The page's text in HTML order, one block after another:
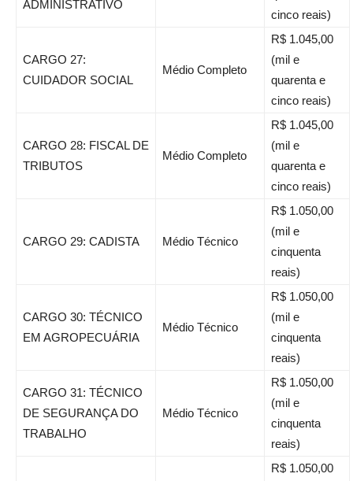
ADMINISTRATIVO
cinco reais)
CARGO 27:
CUIDADOR SOCIAL
Médio Completo
R$ 1.045,00
(mil e
quarenta e
cinco reais)
CARGO 28: FISCAL DE
TRIBUTOS
Médio Completo
R$ 1.045,00
(mil e
quarenta e
cinco reais)
CARGO 29: CADISTA Médio Técnico
R$ 1.050,00
(mil e
cinquenta
reais)
CARGO 30: TÉCNICO
EM AGROPECUÁRIA
Médio Técnico
R$ 1.050,00
(mil e
cinquenta
reais)
CARGO 31: TÉCNICO
DE SEGURANÇA DO
TRABALHO
Médio Técnico
R$ 1.050,00
(mil e
cinquenta
reais)
R$ 1.050,00